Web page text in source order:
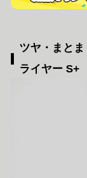
ツヤ・まと
ライヤー S+